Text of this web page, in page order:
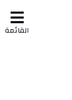
القائمة